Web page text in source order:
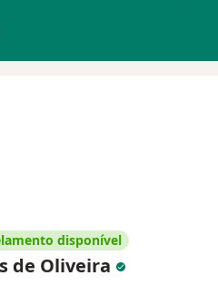
disponível
de Oliveira